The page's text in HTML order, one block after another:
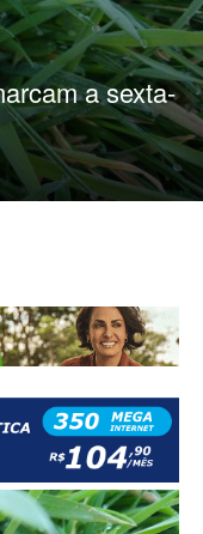
a sexta-